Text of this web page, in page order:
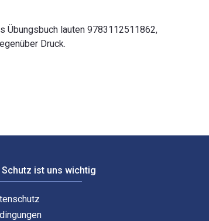
Übungsbuch lauten 9783112511862,
Druck.
Schutz ist uns wichtig